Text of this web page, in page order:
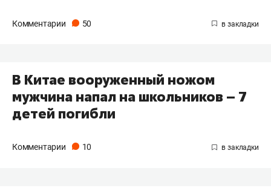
Комментарии 50
В Китае вооруженный ножом
мужчина напал на школьников – 7
детей погибли
Комментарии 10